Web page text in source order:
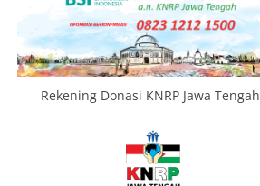
Rekening Donasi KNRP Jawa Tengah